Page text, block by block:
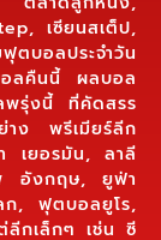
เซียนสเต็ป,
บอลประจำวัน
อลคืนนี้ ผลบอล
รุ่งนี้ ที่คัดสรร
าง พรีเมียร์ลีก
เยอรมัน, ลาลี
อังกฤษ, ยูฟ่า
ก, ฟุตบอลยูโร,
ลีกเล็กๆ เช่น ซี